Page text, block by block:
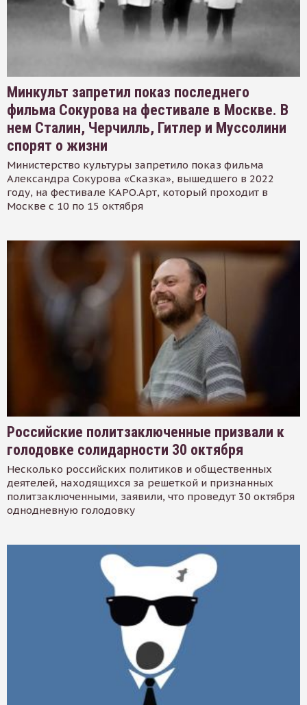
Минкульт запретил показ последнего
фильма Сокурова на фестивале в Москве. В
нем Сталин, Черчилль, Гитлер и Муссолини
спорят о жизни
Министерство культуры запретило показ фильма
Александра Сокурова «Сказка», вышедшего в 2022
году, на фестивале КАРО.Арт, который проходит в
Москве с 10 по 15 октября
Российские политзаключенные призвали к
голодовке солидарности 30 октября
Несколько российских политиков и общественных
деятелей, находящихся за решеткой и признанных
политзаключенными, заявили, что проведут 30 октября
однодневную голодовку